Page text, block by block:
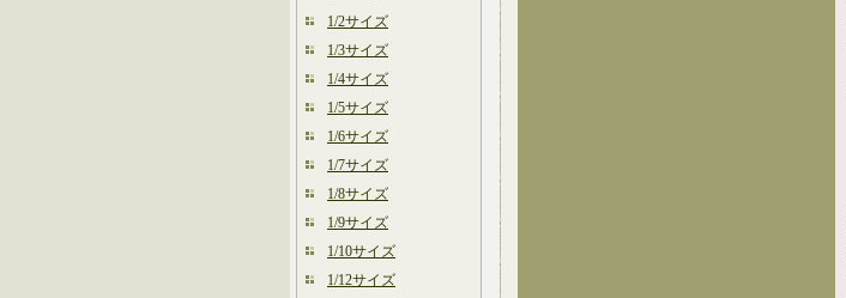
1/2サイズ
1/3サイズ
1/4サイズ
1/5サイズ
1/6サイズ
1/7サイズ
1/8サイズ
1/9サイズ
1/10サイズ
1/12サイズ